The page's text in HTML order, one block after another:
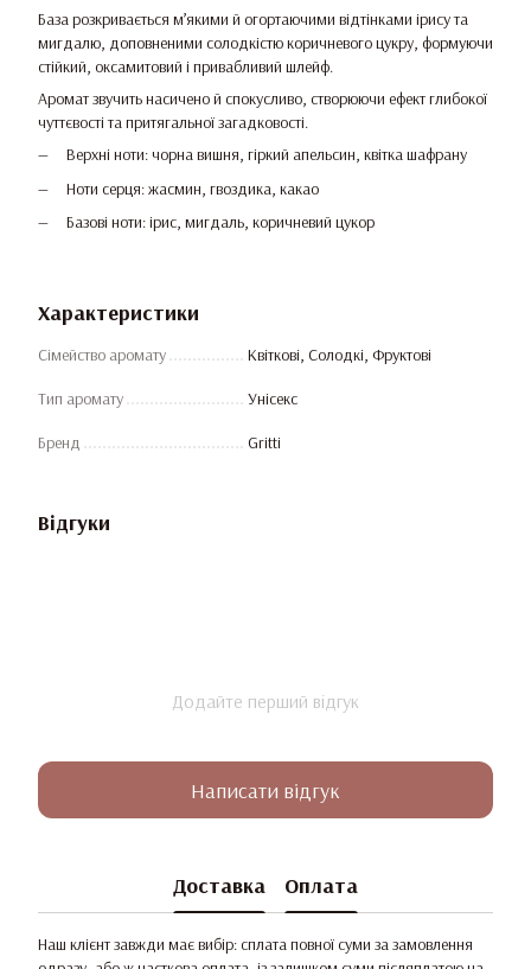
База розкривається м’якими й огортаючими відтінками ірису та
мигдалю, доповненими солодкістю коричневого цукру, формуючи
стійкий, оксамитовий і привабливий шлейф.
Аромат звучить насичено й спокусливо, створюючи ефект глибокої
чуттєвості та притягальної загадковості.
Верхні ноти: чорна вишня, гіркий апельсин, квітка шафрану
Ноти серця: жасмин, гвоздика, какао
Базові ноти: ірис, мигдаль, коричневий цукор
Характеристики
Сімейство аромату Квіткові, Солодкі, Фруктові
Тип аромату Унісекс
Бренд Gritti
Відгуки
Додайте перший відгук
Написати відгук
Доставка Оплата
Наш клієнт завжди має вибір: сплата повної суми за замовлення